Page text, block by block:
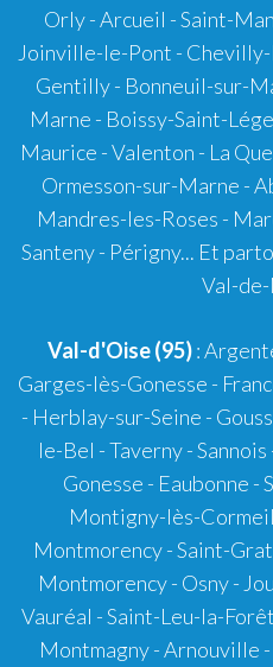
Orly - Arcueil - Saint-
Joinville-le-Pont - Chevilly-
Gentilly - Bonneuil-sur-
Marne - Boissy-Saint-
Maurice - Valenton - La
Ormesson-sur-Marne -
Mandres-les-Roses -
Santeny - Périgny... Et
Val-
Val-d'Oise (95):
Garges-lès-Gonesse -
- Herblay-sur-Seine -
le-Bel - Taverny -
Gonesse - Eaubonne -
Montigny-lès-
Montmorency - Saint-
Montmorency - Osny -
Vauréal - Saint-Leu-la-
Montmagny - Arnouville